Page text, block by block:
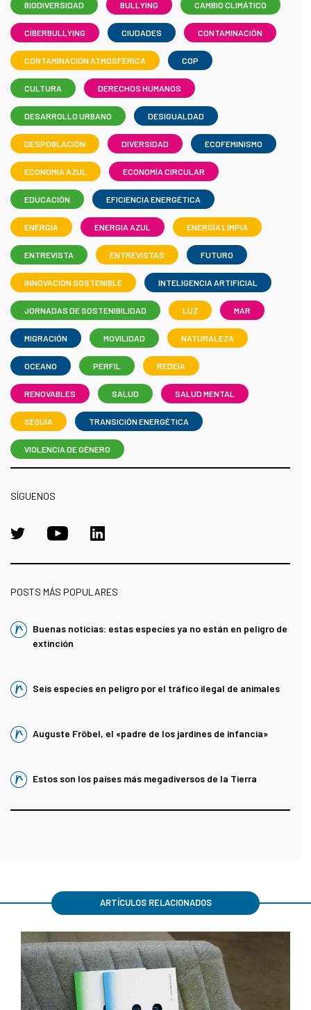
BIODIVERSIDAD BULLYING CAMBIO CLIMÁTICO
CIBERBULLYING CIUDADES CONTAMINACIÓN
CONTAMINACIÓN ATMOSFÉRICA COP
CULTURA DERECHOS HUMANOS
DESARROLLO URBANO DESIGUALDAD
DESPOBLACIÓN DIVERSIDAD ECOFEMINISMO
ECONOMIA AZUL ECONOMÍA CIRCULAR
EDUCACIÓN EFICIENCIA ENERGÉTICA
ENERGÍA ENERGIA AZUL ENERGÍA LIMPIA
ENTREVISTA ENTREVISTAS FUTURO
INNOVACIÓN SOSTENIBLE INTELIGENCIA ARTIFICIAL
JORNADAS DE SOSTENIBILIDAD LUZ MAR
MIGRACIÓN MOVILIDAD NATURALEZA
OCEANO PERFIL REDEIA
RENOVABLES SALUD SALUD MENTAL
SEQUÍA TRANSICIÓN ENERGÉTICA
VIOLENCIA DE GÉNERO
SÍGUENOS
POSTS MÁS POPULARES
Buenas noticias: estas especies ya no están en peligro de
extinción
Seis especies en peligro por el tráfico ilegal de animales
Auguste Fröbel, el «padre de los jardines de infancia»
Estos son los países más megadiversos de la Tierra
ARTÍCULOS RELACIONADOS